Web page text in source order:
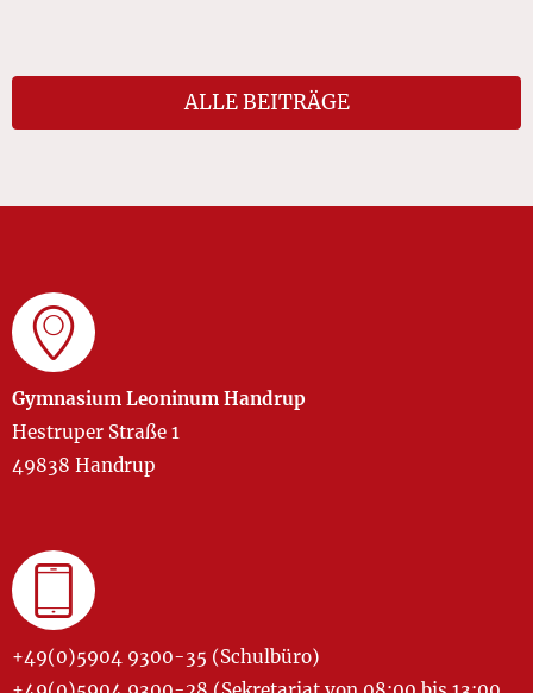
ALLE BEITRÄGE
Gymnasium Leoninum Handrup
Hestruper Straße 1
49838 Handrup
+49(0)5904 9300-35 (Schulbüro)